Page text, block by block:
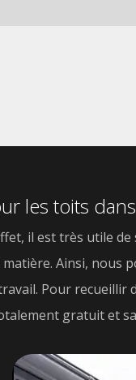
les toits
il est très utile
Ainsi, nous
Pour
gratuit et